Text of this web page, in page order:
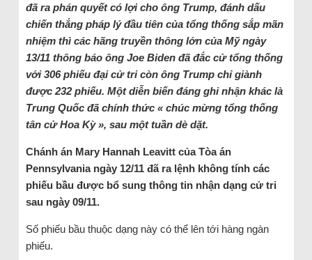
đã ra phán quyết có lợi cho ông Trump, đánh dấu
chiến thắng pháp lý đầu tiên của tổng thống sắp mãn
nhiệm thì các hãng truyền thông lớn của Mỹ ngày
13/11 thông báo ông Joe Biden đã đắc cử tổng thống
với 306 phiếu đại cử tri còn ông Trump chỉ giành
được 232 phiếu. Một diễn biến đáng ghi nhận khác là
Trung Quốc đã chính thức « chúc mừng tổng thống
tân cử Hoa Kỳ », sau một tuần dè dặt.
Chánh án Mary Hannah Leavitt của Tòa án
Pennsylvania ngày 12/11 đã ra lệnh không tính các
phiếu bầu được bổ sung thông tin nhận dạng cử tri
sau ngày 09/11.
Số phiếu bầu thuộc dạng này có thể lên tới hàng ngàn
phiếu.